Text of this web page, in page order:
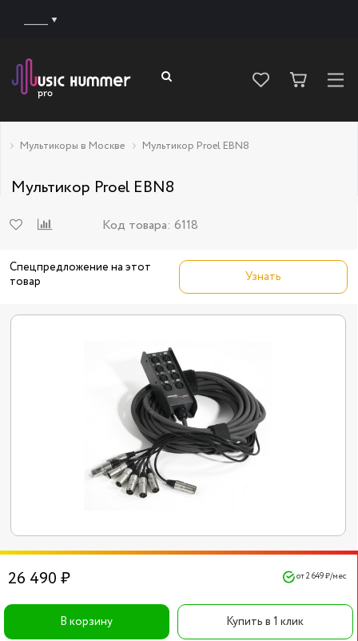
Мультикоры в Москве Мультикор Proel EBN8
Мультикор Proel EBN8
Код товара: 6118
Спецпредложение на этот
товар
Узнать
26 490 ₽ от 2 649 ₽/мес
В корзину Купить в 1 клик